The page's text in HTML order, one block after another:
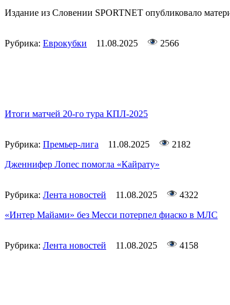
Издание из Словении SPORTNET опубликовало
Рубрика: Еврокубки 11.08.2025 2566
Итоги матчей 20-го тура КПЛ-2025
Рубрика: Премьер-лига 11.08.2025
2182
Дженнифер Лопес помогла «Кайрату»
Рубрика: Лента новостей 11.08.2025
4322
«Интер Майами» без Месси потерпел фиаско в МЛС
Рубрика: Лента новостей 11.08.2025 4158